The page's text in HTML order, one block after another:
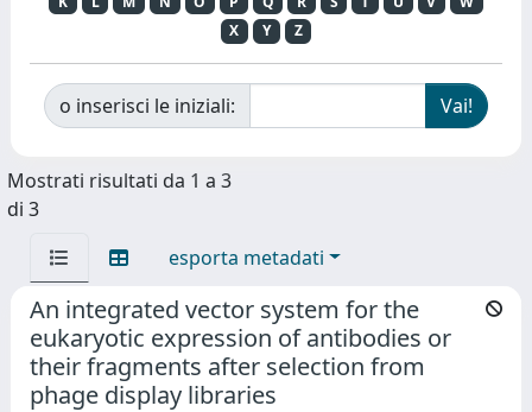
X
Y Z
o inserisci le iniziali:
Mostrati risultati da 1 a 3
di 3
esporta metadati
An integrated vector system for the
eukaryotic expression of antibodies or
their fragments after selection from
phage display libraries